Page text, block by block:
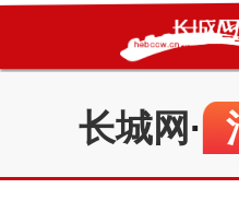
长城网 ·